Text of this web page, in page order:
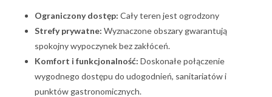
Ograniczony dostęp: Cały teren jest ogrodzony
Strefy prywatne: Wyznaczone obszary gwarantują
spokojny wypoczynek bez zakłóceń.
Komfort i funkcjonalność: Doskonałe połączenie
wygodnego dostępu do udogodnień, sanitariatów i
punktów gastronomicznych.